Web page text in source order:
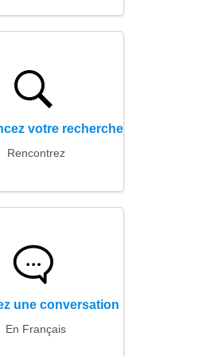
votre recherche
Rencontrez
une conversation
En Français